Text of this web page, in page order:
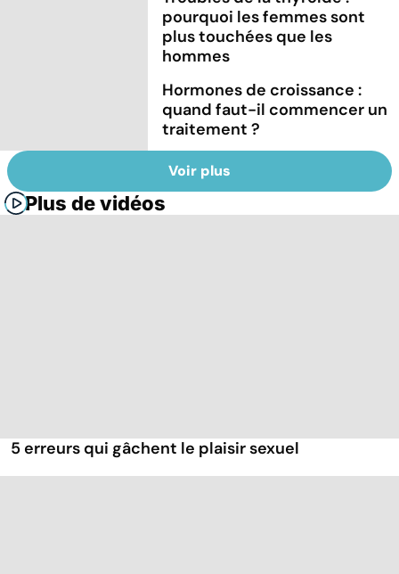
pourquoi les femmes sont
plus touchées que les
hommes
Hormones de croissance :
quand faut-il commencer un
traitement ?
Voir plus
Plus de vidéos
5 erreurs qui gâchent le plaisir sexuel